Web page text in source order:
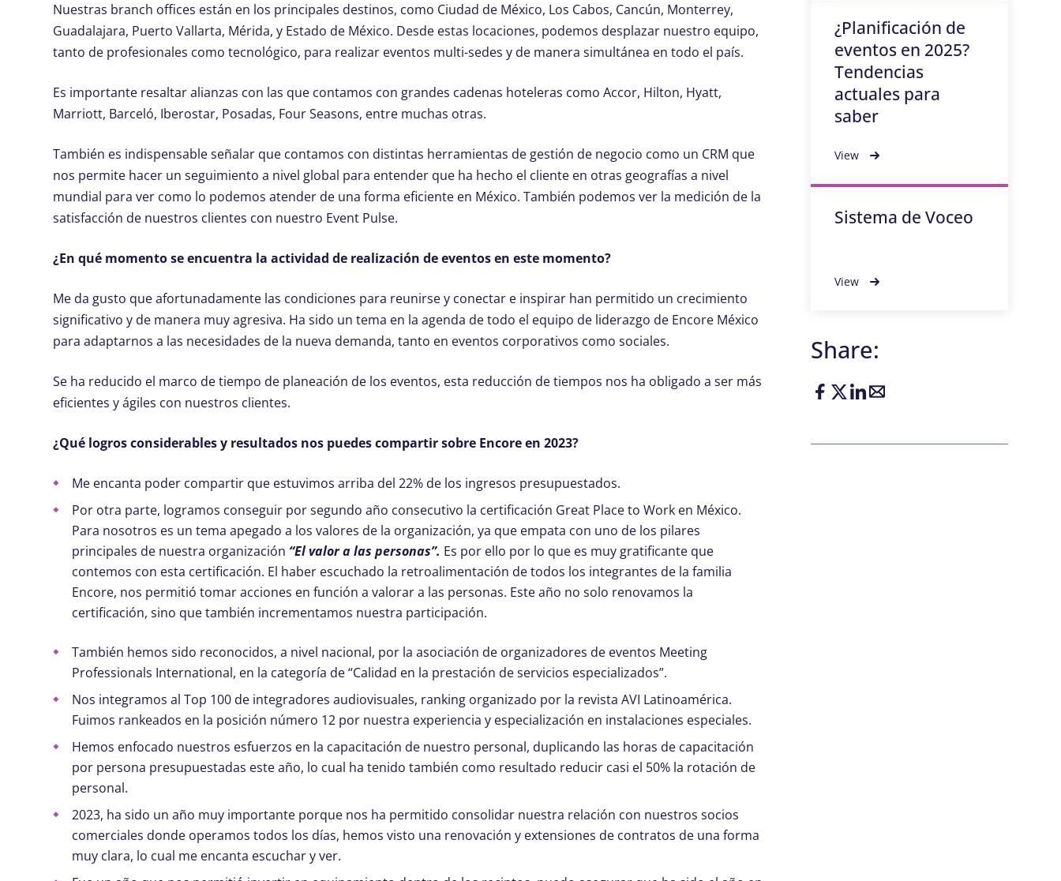
Nuestras branch offices están en los principales destinos, como Ciudad de México, Los Cabos, Cancún, Monterrey,
Guadalajara, Puerto Vallarta, Mérida, y Estado de México. Desde estas locaciones, podemos desplazar nuestro equipo,
tanto de profesionales como tecnológico, para realizar eventos multi-sedes y de manera simultánea en todo el país.
Es importante resaltar alianzas con las que contamos con grandes cadenas hoteleras como Accor, Hilton, Hyatt,
Marriott, Barceló, Iberostar, Posadas, Four Seasons, entre muchas otras.
También es indispensable señalar que contamos con distintas herramientas de gestión de negocio como un CRM que
nos permite hacer un seguimiento a nivel global para entender que ha hecho el cliente en otras geografías a nivel
mundial para ver como lo podemos atender de una forma eficiente en México. También podemos ver la medición de la
satisfacción de nuestros clientes con nuestro Event Pulse.
¿En qué momento se encuentra la actividad de realización de eventos en este momento?
Me da gusto que afortunadamente las condiciones para reunirse y conectar e inspirar han permitido un crecimiento
significativo y de manera muy agresiva. Ha sido un tema en la agenda de todo el equipo de liderazgo de Encore México
para adaptarnos a las necesidades de la nueva demanda, tanto en eventos corporativos como sociales.
Se ha reducido el marco de tiempo de planeación de los eventos, esta reducción de tiempos nos ha obligado a ser más
eficientes y ágiles con nuestros clientes.
¿Qué logros considerables y resultados nos puedes compartir sobre Encore en 2023?
Me encanta poder compartir que estuvimos arriba del 22% de los ingresos presupuestados.
Por otra parte, logramos conseguir por segundo año consecutivo la certificación Great Place to Work en México.
Para nosotros es un tema apegado a los valores de la organización, ya que empata con uno de los pilares
principales de nuestra organización “El valor a las personas”. Es por ello por lo que es muy gratificante que
contemos con esta certificación. El haber escuchado la retroalimentación de todos los integrantes de la familia
Encore, nos permitió tomar acciones en función a valorar a las personas. Este año no solo renovamos la
certificación, sino que también incrementamos nuestra participación.
También hemos sido reconocidos, a nivel nacional, por la asociación de organizadores de eventos Meeting
Professionals International, en la categoría de “Calidad en la prestación de servicios especializados”.
Nos integramos al Top 100 de integradores audiovisuales, ranking organizado por la revista AVI Latinoamérica.
Fuimos rankeados en la posición número 12 por nuestra experiencia y especialización en instalaciones especiales.
Hemos enfocado nuestros esfuerzos en la capacitación de nuestro personal, duplicando las horas de capacitación
por persona presupuestadas este año, lo cual ha tenido también como resultado reducir casi el 50% la rotación de
personal.
2023, ha sido un año muy importante porque nos ha permitido consolidar nuestra relación con nuestros socios
comerciales donde operamos todos los días, hemos visto una renovación y extensiones de contratos de una forma
muy clara, lo cual me encanta escuchar y ver.
¿Planificación de
eventos en 2025?
Tendencias
actuales para
saber
View
Sistema de Voceo
View
Share: